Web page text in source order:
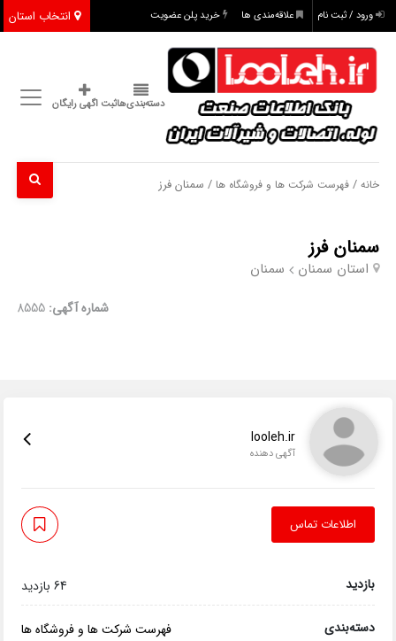
انتخاب استان ورود / ثبت نام علاقه‌مندی ها خرید پلن عضویت
دسته‌بندی‌هاثبت اگهی رایگان
خانه /فهرست شرکت ها و فروشگاه ها / سمنان فرز
سمنان فرز
استان سمنان سمنان
شماره آگهی: 8555
looleh.ir
آگهی دهنده
اطلاعات تماس
بازدید 64 بازدید
دسته‌بندی فهرست شرکت ها و فروشگاه ها